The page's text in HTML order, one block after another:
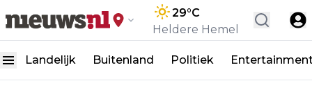
29°C
Heldere Hemel
Landelijk Buitenland Politiek